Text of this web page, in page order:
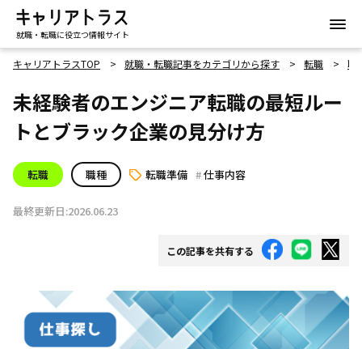
就職・転職に役立つ情報サイト
キャリアトラスTOP 就職・転職記事をカテゴリから探す 転職 職
未経験者のエンジニア転職の最短ルー
トとブラック企業の見分け方
転職 職種 転職準備 仕事内容
最終更新日:2026.06.23
この記事を共有する